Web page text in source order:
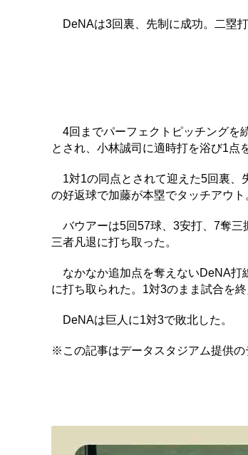
DeNAは3回裏、先制に成功。二塁
4回までパーフェクトピッチングを
とされ、小林誠司に適時打を浴び1点
1対1の同点とされて迎えた5回裏、
の好返球で加藤が本塁でタッチアウ
バウアーは5回57球、3安打、7奪三
三者凡退に打ち取った。
なかなか追加点を奪えないDeNA打
に打ち取られた。1対3のまま試合を終
DeNAは巨人に1対3で敗北した。
※この記事はデータスタジアム提供